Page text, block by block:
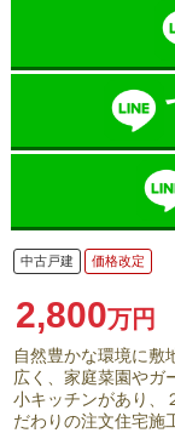
中古戸建 価格改定
2,800万円
自然豊かな環境に敷
広く、家庭菜園やガ
小キッチンがあり、
だわりの注文住宅施